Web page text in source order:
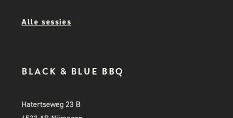
Alle sessies
BLACK & BLUE BBQ
Hatertseweg 23 B